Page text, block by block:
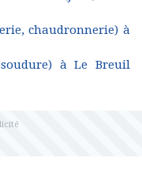
chaudronnerie) à
à Le Breuil